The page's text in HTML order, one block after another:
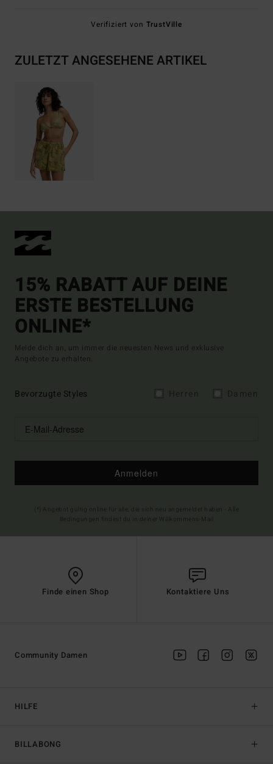
Verifiziert von TrustVille
ZULETZT ANGESEHENE ARTIKEL
15% RABATT AUF DEINE
ERSTE BESTELLUNG
ONLINE*
Melde dich an, um immer die neuesten News und exklusive
Angebote zu erhalten.
Bevorzugte Styles
Anmelden
Finde einen Shop Kontaktiere Uns
HILFE
BILLABONG
Community Damen